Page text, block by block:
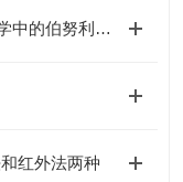
主扇风机全压计的工作原理基于流体力学中的伯努利方程
红外法两种